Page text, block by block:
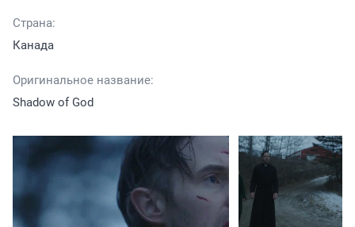
Страна:
Канада
Оригинальное название:
Shadow of God